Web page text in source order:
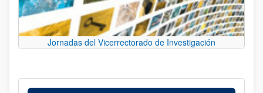
Jornadas del Vicerrectorado de Investigación